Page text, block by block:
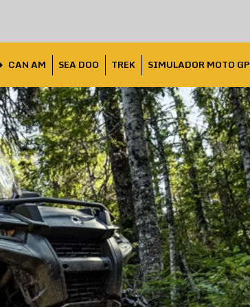
CAN AM SEA DOO TREK SIMULADOR MOTO GP